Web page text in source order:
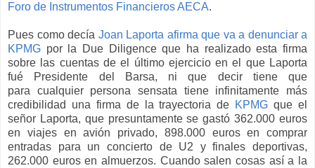
Foro de Instrumentos Financieros AECA.
Pues como decía Joan Laporta afirma que va a denunciar a
KPMG por la Due Diligence que ha realizado esta firma
sobre las cuentas de el último ejercicio en el que Laporta
fué Presidente del Barsa, ni que decir tiene que
para cualquier persona sensata tiene infinitamente más
credibilidad una firma de la trayectoria de KPMG que el
señor Laporta, que presuntamente se gastó 362.000 euros
en viajes en avión privado, 898.000 euros en comprar
entradas para un concierto de U2 y finales deportivas,
262.000 euros en almuerzos. Cuando salen cosas así a la